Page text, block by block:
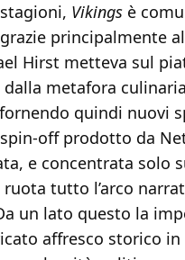
Vikings è
principalmente
Hirst metteva sul
metafora
quindi nuovi
off prodotto da
e concentrata solo
tutto l’arco
un lato questo la
affresco storico in